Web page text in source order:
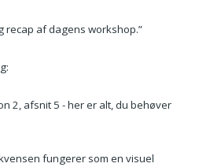
recap af dagens workshop.”
2, afsnit 5 - her er alt, du behøver
fungerer som en visuel